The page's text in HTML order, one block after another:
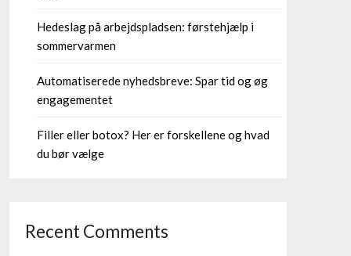
Hedeslag på arbejdspladsen: førstehjælp i
sommervarmen
Automatiserede nyhedsbreve: Spar tid og øg
engagementet
Filler eller botox? Her er forskellene og hvad
du bør vælge
Recent Comments